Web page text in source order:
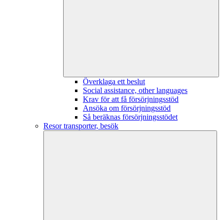
Överklaga ett beslut
Social assistance, other languages
Krav för att få försörjningsstöd
Ansöka om försörjningsstöd
Så beräknas försörjningsstödet
Resor transporter, besök